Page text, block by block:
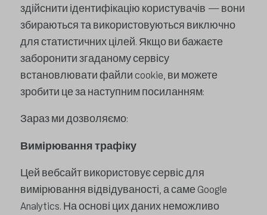
здійснити ідентифікацію користувачів — вони
збираються та використовуються виключно
для статистичних цілей. Якщо ви бажаєте
заборонити згаданому сервісу
встановлювати файли cookie, ви можете
зробити це за наступним посиланням:
Зараз ми дозволяємо:
Вимірювання трафіку
Цей вебсайт використовує сервіс для
вимірювання відвідуваності, а саме Google
Analytics. На основі цих даних неможливо